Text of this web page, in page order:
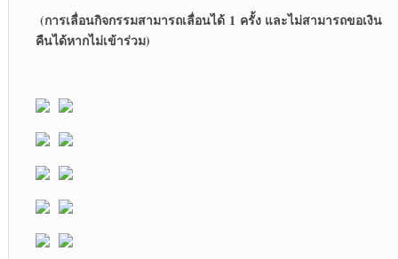
(การเลื่อนกิจกรรมสามารถเลื่อนได้ 1 ครั้ง และไม่สามารถขอเงิน
คืนได้หากไม่เข้าร่วม)